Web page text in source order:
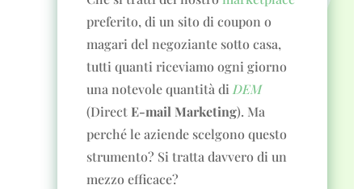
preferito, di un sito di coupon o
magari del negoziante sotto casa,
tutti quanti riceviamo ogni giorno
una notevole quantità di DEM
(Direct E-mail Marketing). Ma
perché le aziende scelgono questo
strumento? Si tratta davvero di un
mezzo efficace?